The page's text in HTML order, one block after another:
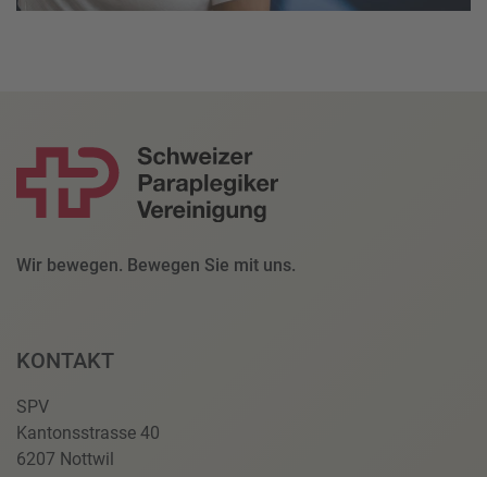
Wir bewegen. Bewegen Sie mit uns.
KONTAKT
SPV
Kantonsstrasse 40
6207 Nottwil